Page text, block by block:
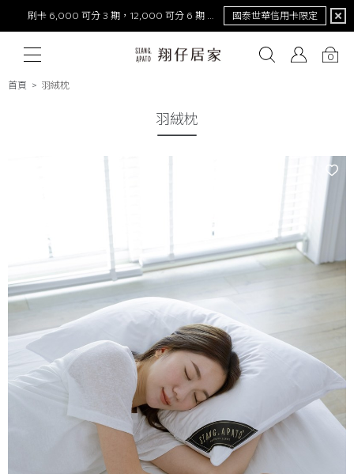
刷卡 6,000 可分 3 期，12,000 可分 6 期 0 利率 國泰世華信用卡限定
0
# 涼墊 # 素色
首頁 羽絨枕
羽絨枕